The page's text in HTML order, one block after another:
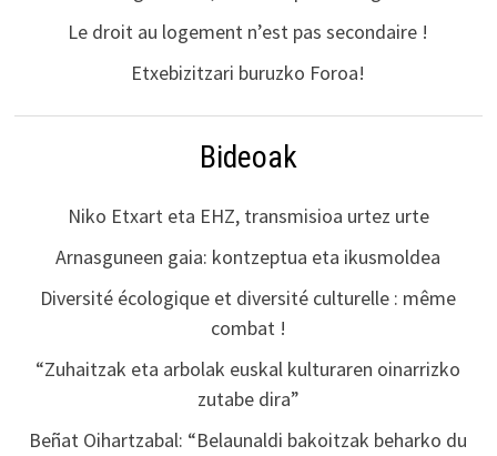
Le droit au logement n’est pas secondaire !
Etxebizitzari buruzko Foroa!
Bideoak
Niko Etxart eta EHZ, transmisioa urtez urte
Arnasguneen gaia: kontzeptua eta ikusmoldea
Diversité écologique et diversité culturelle : même
combat !
“Zuhaitzak eta arbolak euskal kulturaren oinarrizko
zutabe dira”
Beñat Oihartzabal: “Belaunaldi bakoitzak beharko du